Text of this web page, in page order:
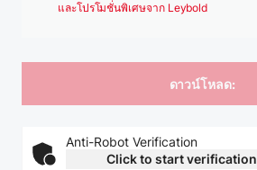
และโปรโมชั่นพิเศษจาก Leybold
Anti-Robot Verification
Click to start verification